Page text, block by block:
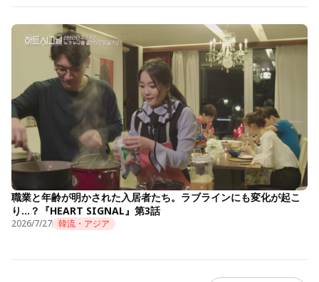
職業と年齢が明かされた入居者たち。ラブラインにも変化が起こ
り…？『HEART SIGNAL』第3話
2026/7/27 韓流・アジア